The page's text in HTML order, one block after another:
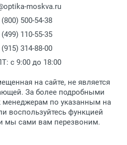
товара производится
на пункте
на расчетный счет.
г. Москва,
переулок 17, корпус 1,
+7 (499) 110-55-35.
заказ поступает в пункт
связывается с
о поступлении
товара при себе
паспорт.
забрать в течение 3
момента поступления на
moskva.ru
500-54-38
110-55-35
314-88-00
с 9:00 до 18:00
на сайте, не является
За более подробными
менеджерам по указанным на
воспользуйтесь функцией
мы сами вам перезвоним.